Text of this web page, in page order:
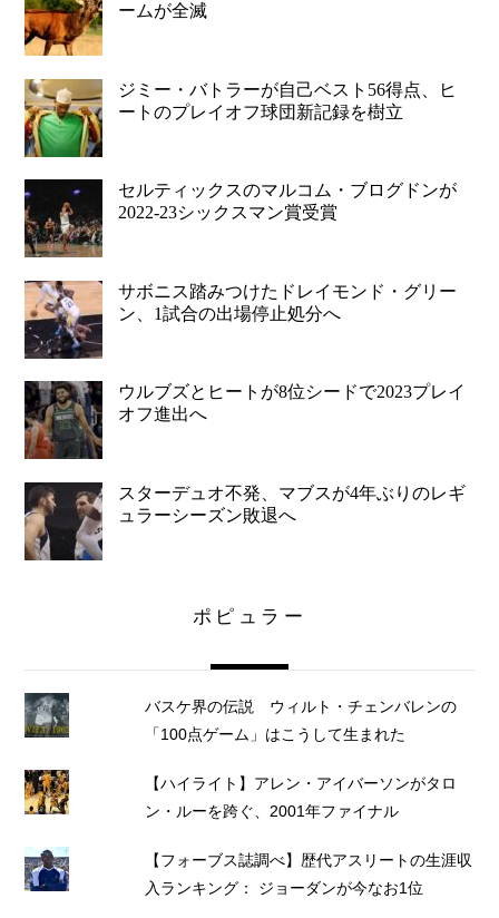
ームが全滅
ジミー・バトラーが自己ベスト56得点、ヒ
ートのプレイオフ球団新記録を樹立
セルティックスのマルコム・ブログドンが
2022-23シックスマン賞受賞
サボニス踏みつけたドレイモンド・グリー
ン、1試合の出場停止処分へ
ウルブズとヒートが8位シードで2023プレイ
オフ進出へ
スターデュオ不発、マブスが4年ぶりのレギ
ュラーシーズン敗退へ
ポピュラー
バスケ界の伝説 ウィルト・チェンバレンの
「100点ゲーム」はこうして生まれた
【ハイライト】アレン・アイバーソンがタロ
ン・ルーを跨ぐ、2001年ファイナル
【フォーブス誌調べ】歴代アスリートの生涯収
入ランキング： ジョーダンが今なお1位